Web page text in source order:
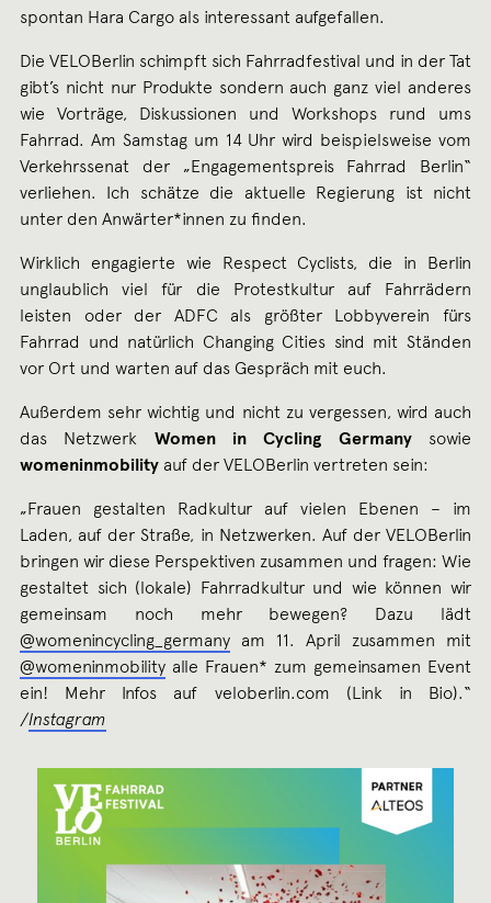
spontan Hara Cargo als interessant aufgefallen.
Die VELOBerlin schimpft sich Fahrradfestival und in der Tat
gibt’s nicht nur Produkte sondern auch ganz viel anderes
wie Vorträge, Diskussionen und Workshops rund ums
Fahrrad. Am Samstag um 14 Uhr wird beispielsweise vom
Verkehrssenat der „Engagementspreis Fahrrad Berlin“
verliehen. Ich schätze die aktuelle Regierung ist nicht
unter den Anwärter*innen zu finden.
Wirklich engagierte wie Respect Cyclists, die in Berlin
unglaublich viel für die Protestkultur auf Fahrrädern
leisten oder der ADFC als größter Lobbyverein fürs
Fahrrad und natürlich Changing Cities sind mit Ständen
vor Ort und warten auf das Gespräch mit euch.
Außerdem sehr wichtig und nicht zu vergessen, wird auch
das Netzwerk Women in Cycling Germanysowie
womeninmobility auf der VELOBerlin vertreten sein:
„Frauen gestalten Radkultur auf vielen Ebenen – im
Laden, auf der Straße, in Netzwerken. Auf der VELOBerlin
bringen wir diese Perspektiven zusammen und fragen: Wie
gestaltet sich (lokale) Fahrradkultur und wie können wir
gemeinsam noch mehr bewegen? Dazu lädt
@womenincycling_germany am 11. April zusammen mit
@womeninmobility alle Frauen* zum gemeinsamen Event
ein! Mehr Infos auf veloberlin.com (Link in Bio).“
/Instagram